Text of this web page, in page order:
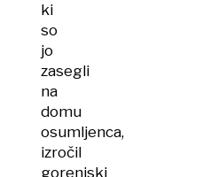
ki
so
jo
zasegli
na
domu
osumljenca,
izročil
gorenjski